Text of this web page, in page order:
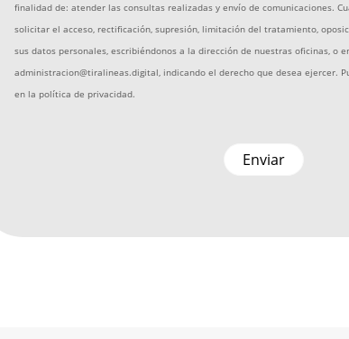
finalidad de: atender las consultas realizadas y envío de comunicaciones.
solicitar el acceso, rectificación, supresión, limitación del tratamiento,
sus datos personales, escribiéndonos a la dirección de nuestras oficinas, o
administracion@tiralineas.digital, indicando el derecho que desea ejercer.
en la política de privacidad.